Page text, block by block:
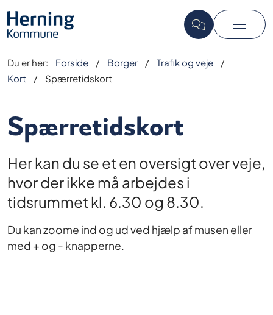
Du er her: Forside Borger
Trafik og veje
Kort
Spærretidskort
Spærretidskort
Her kan du se et en oversigt over veje,
hvor der ikke må arbejdes i
tidsrummet kl. 6.30 og 8.30.
Du kan zoome ind og ud ved hjælp af musen eller
med + og - knapperne.